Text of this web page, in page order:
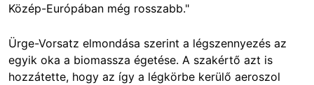
Közép-Európában még rosszabb."
Ürge-Vorsatz elmondása szerint a légszennyezés az
egyik oka a biomassza égetése. A szakértő azt is
hozzátette, hogy az így a légkörbe kerülő aeroszol